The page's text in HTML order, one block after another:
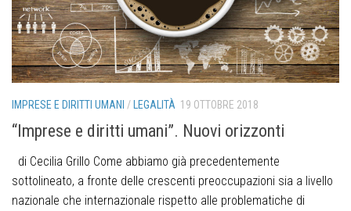
IMPRESE E DIRITTI UMANI / LEGALITÀ 19 OTTOBRE 2018
“Imprese e diritti umani”. Nuovi orizzonti
di Cecilia Grillo Come abbiamo già precedentemente
sottolineato, a fronte delle crescenti preoccupazioni sia a livello
nazionale che internazionale rispetto alle problematiche di